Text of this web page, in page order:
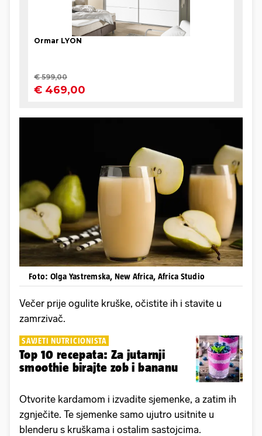
Foto: Olga Yastremska, New Africa, Africa Studio
Večer prije ogulite kruške, očistite ih i stavite u
zamrzivač.
SAVJETI NUTRICIONISTA
Top 10 recepata: Za jutarnji
smoothie birajte zob i bananu
Otvorite kardamom i izvadite sjemenke, a zatim ih
zgnječite. Te sjemenke samo ujutro usitnite u
blenderu s kruškama i ostalim sastojcima.